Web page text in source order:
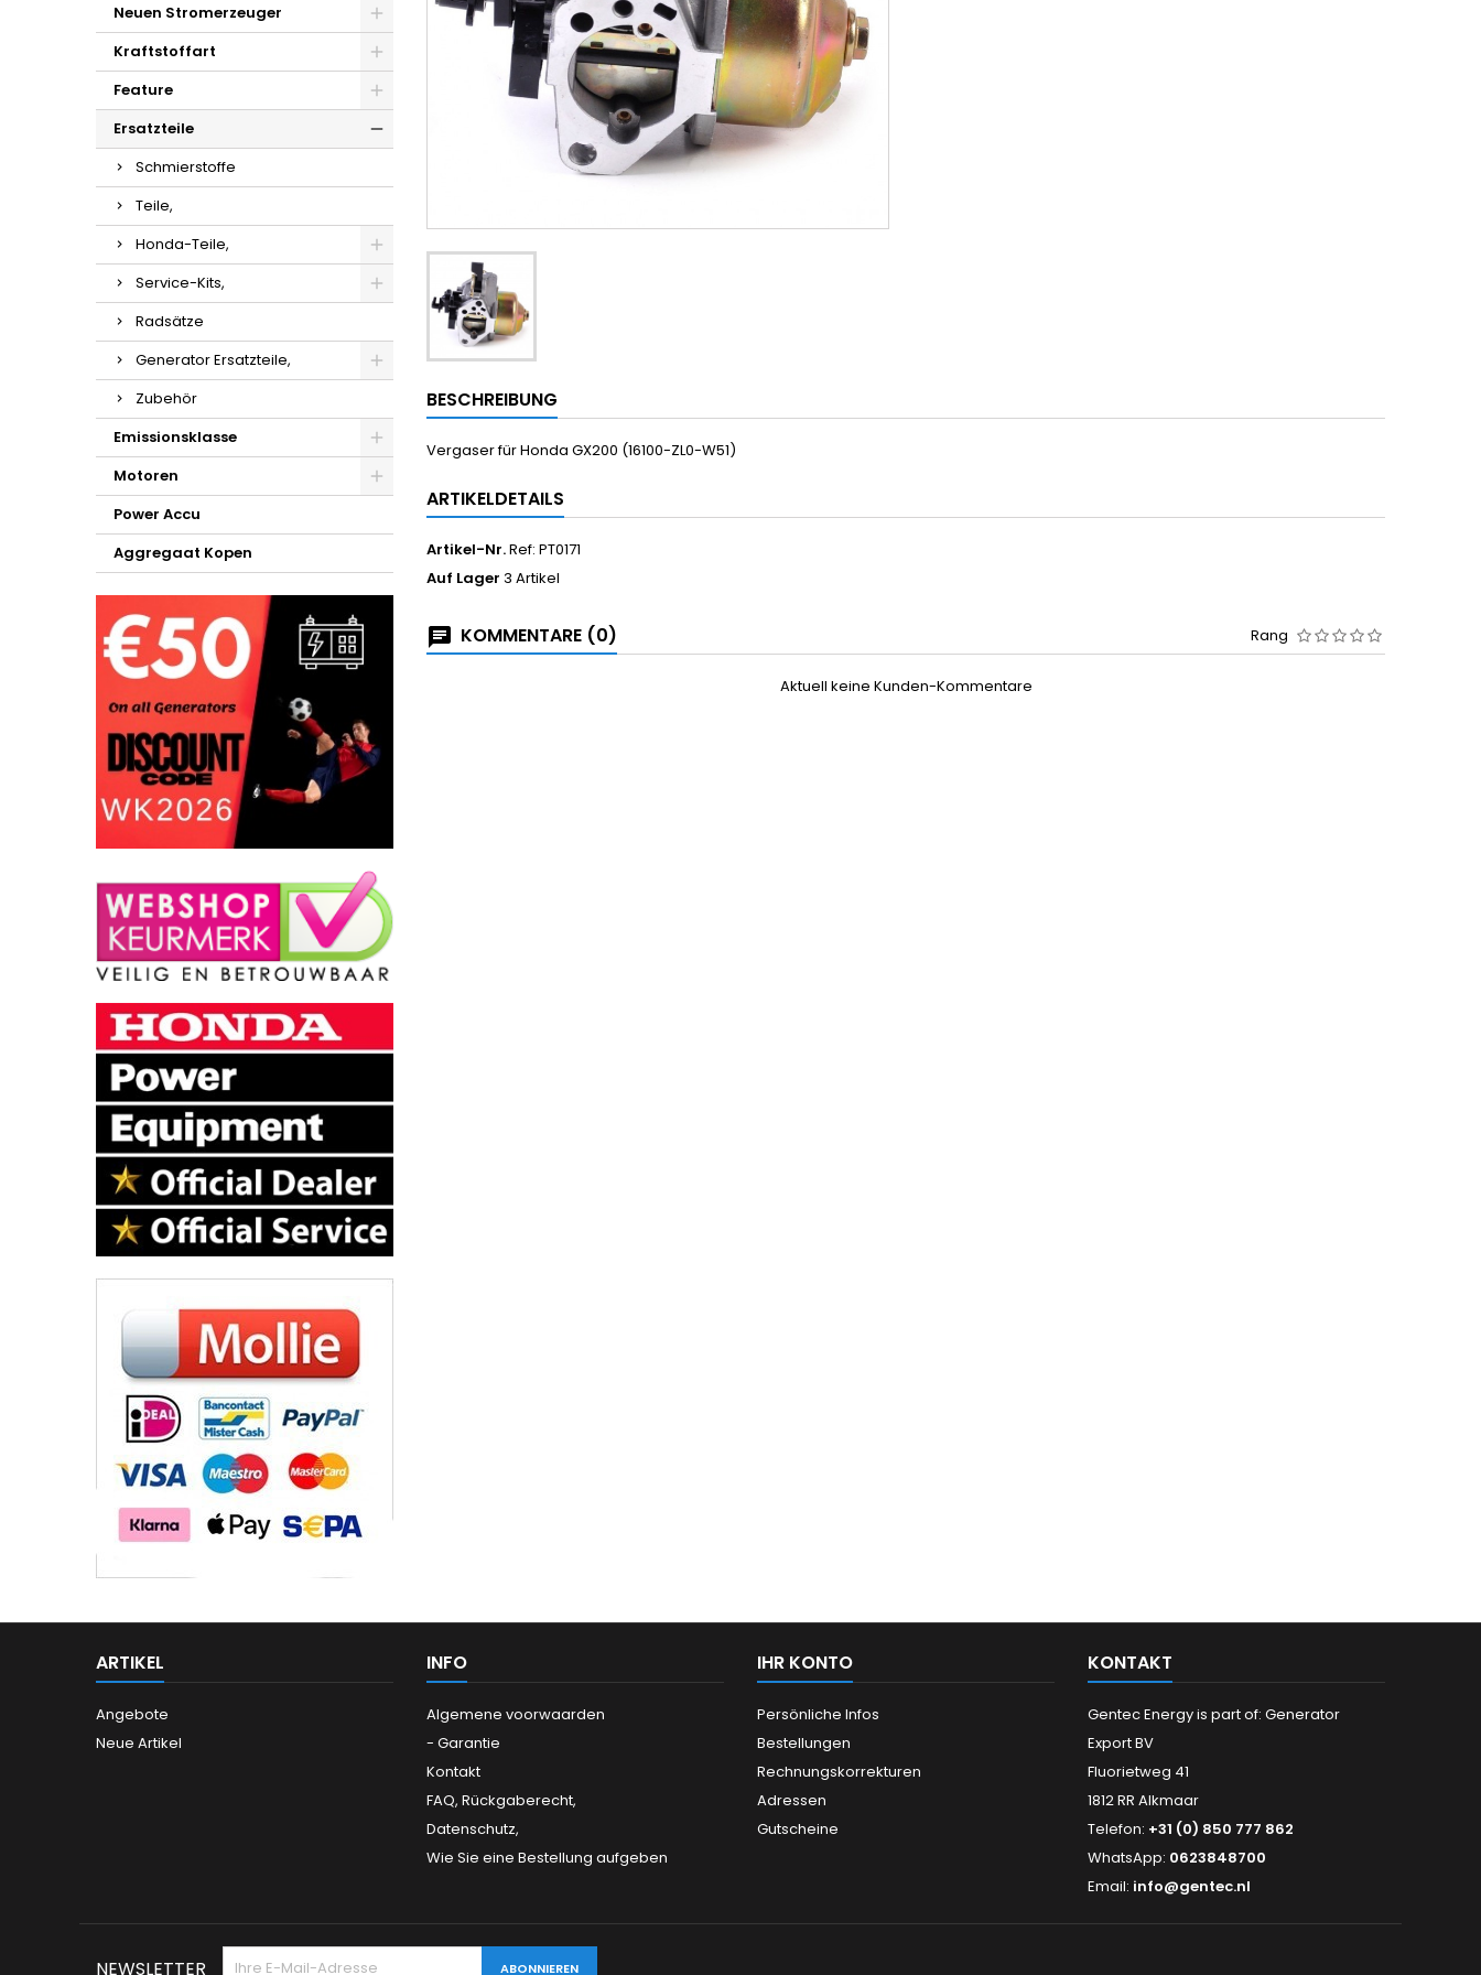
Neuen Stromerzeuger
Kraftstoffart
Feature
Ersatzteile
Schmierstoffe
Teile,
Honda-Teile,
Service-Kits,
Radsätze
Generator Ersatzteile,
Zubehör
Emissionsklasse
Motoren
Power Accu
Aggregaat Kopen
BESCHREIBUNG
Vergaser für Honda GX200 (16100-ZL0-W51)
ARTIKELDETAILS
Artikel-Nr.Ref: PT0171
Auf Lager 3 Artikel
KOMMENTARE (0) Rang
Aktuell keine Kunden-Kommentare
ARTIKEL
Angebote
Neue Artikel
INFO
Algemene voorwaarden
- Garantie
Kontakt
FAQ, Rückgaberecht,
Datenschutz,
Wie Sie eine Bestellung aufgeben
IHR KONTO
Persönliche Infos
Bestellungen
Rechnungskorrekturen
Adressen
Gutscheine
KONTAKT
Gentec Energy is part of: Generator
Export BV
Fluorietweg 41
1812 RR Alkmaar
Telefon: +31 (0) 850 777 862
WhatsApp: 0623848700
Email: info@gentec.nl
NEWSLETTER